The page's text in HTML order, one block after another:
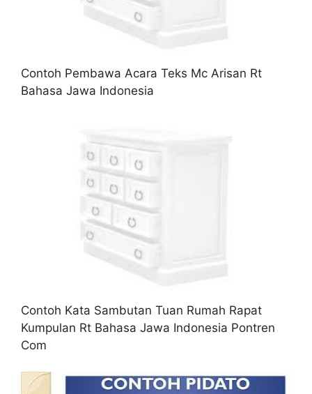
Contoh Pembawa Acara Teks Mc Arisan Rt
Bahasa Jawa Indonesia
Contoh Kata Sambutan Tuan Rumah Rapat
Kumpulan Rt Bahasa Jawa Indonesia Pontren
Com